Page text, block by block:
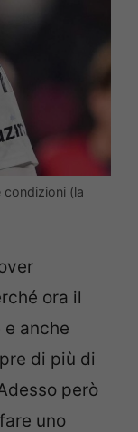
condizioni (la
ora il
anche
di più di
però
uno